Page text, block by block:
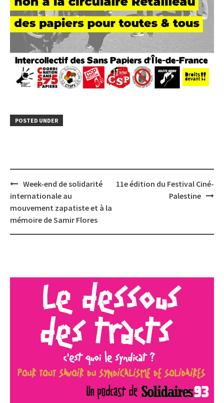
POSTED UNDER
Post
navigation
Week-end de solidarité
internationale au
mouvement zapatiste et à la
mémoire de Samir Flores
11e édition du Festival Ciné-
Palestine